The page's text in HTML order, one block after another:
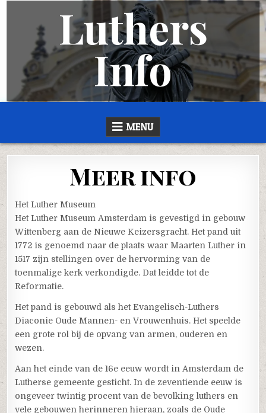
Luthers
Info
MENU
Meer info
Het Luther Museum
Het Luther Museum Amsterdam is gevestigd in gebouw
Wittenberg aan de Nieuwe Keizersgracht. Het pand uit
1772 is genoemd naar de plaats waar Maarten Luther in
1517 zijn stellingen over de hervorming van de
toenmalige kerk verkondigde. Dat leidde tot de
Reformatie.
Het pand is gebouwd als het Evangelisch-Luthers
Diaconie Oude Mannen- en Vrouwenhuis. Het speelde
een grote rol bij de opvang van armen, ouderen en
wezen.
Aan het einde van de 16e eeuw wordt in Amsterdam de
Lutherse gemeente gesticht. In de zeventiende eeuw is
ongeveer twintig procent van de bevolking luthers en
vele gebouwen herinneren hieraan, zoals de Oude